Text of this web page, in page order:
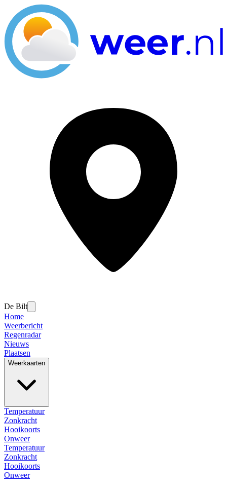
De Bilt
Home
Weerbericht
Regenradar
Nieuws
Plaatsen
Weerkaarten
Temperatuur
Zonkracht
Hooikoorts
Onweer
Temperatuur
Zonkracht
Hooikoorts
Onweer